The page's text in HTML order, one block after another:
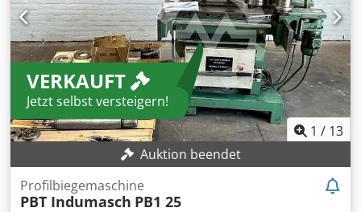
VERKAUFT
Jetzt selbst versteigern!
1 / 13
Auktion beendet
Profilbiegemaschine
PBT Indumasch PB1 25